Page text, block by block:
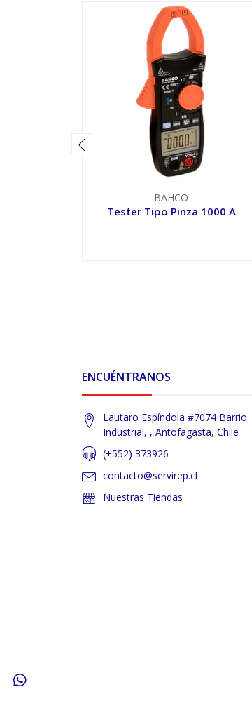
BAHCO
Tester Tipo Pinza 1000 A
ENCUÉNTRANOS
Lautaro Espíndola #7074 Barrio
Industrial, , Antofagasta, Chile
(+552) 373926
contacto@servirep.cl
Nuestras Tiendas